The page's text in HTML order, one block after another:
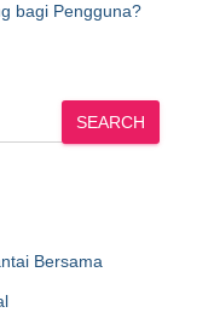
bagi Pengguna?
SEARCH
Bersama